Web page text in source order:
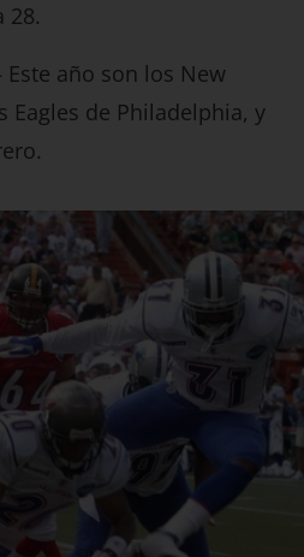
28.
Este año son los New
Eagles de Philadelphia, y